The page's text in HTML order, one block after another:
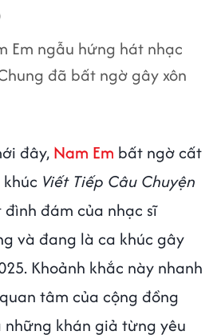
Em ngẫu hứng hát nhạc
đã bất ngờ gây xôn
đây, Nam Em bất ngờ cất
Viết Tiếp Câu Chuyện
đám của nhạc sĩ
và đang là ca khúc gây
Khoảnh khắc này nhanh
tâm của cộng đồng
khán giả từng yêu